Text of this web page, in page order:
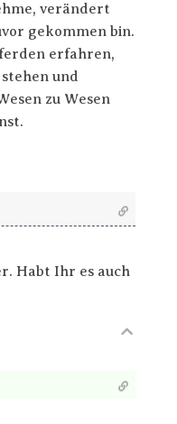
verändert
gekommen bin.
erfahren,
und
zu Wesen
Habt Ihr es auch